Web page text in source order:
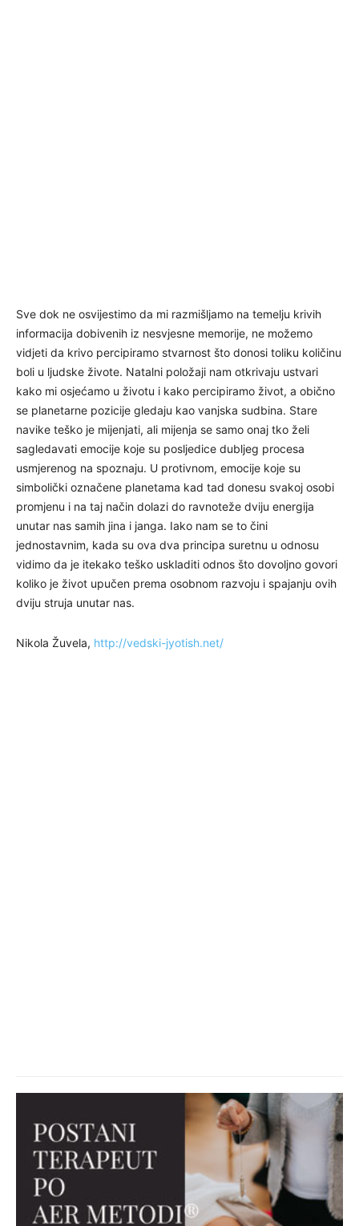
Sve dok ne osvijestimo da mi razmišljamo na temelju krivih
informacija dobivenih iz nesvjesne memorije, ne možemo
vidjeti da krivo percipiramo stvarnost što donosi toliku količinu
boli u ljudske živote. Natalni položaji nam otkrivaju ustvari
kako mi osjećamo u životu i kako percipiramo život, a obično
se planetarne pozicije gledaju kao vanjska sudbina. Stare
navike teško je mijenjati, ali mijenja se samo onaj tko želi
sagledavati emocije koje su posljedice dubljeg procesa
usmjerenog na spoznaju. U protivnom, emocije koje su
simbolički označene planetama kad tad donesu svakoj osobi
promjenu i na taj način dolazi do ravnoteže dviju energija
unutar nas samih jina i janga. Iako nam se to čini
jednostavnim, kada su ova dva principa suretnu u odnosu
vidimo da je itekako teško uskladiti odnos što dovoljno govori
koliko je život upučen prema osobnom razvoju i spajanju ovih
dviju struja unutar nas.
Nikola Žuvela, http://vedski-jyotish.net/